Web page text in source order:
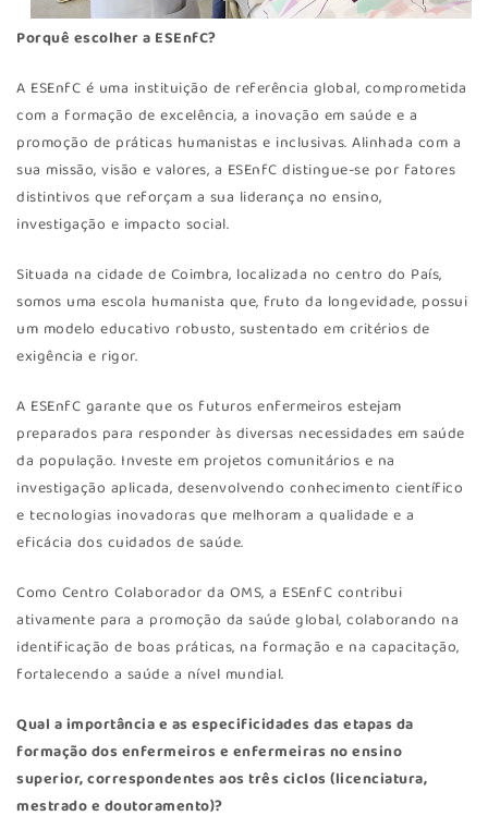
Porquê escolher a ESEnfC?
A ESEnfC é uma instituição de referência global, comprometida
com a formação de excelência, a inovação em saúde e a
promoção de práticas humanistas e inclusivas. Alinhada com a
sua missão, visão e valores, a ESEnfC distingue-se por fatores
distintivos que reforçam a sua liderança no ensino,
investigação e impacto social.
Situada na cidade de Coimbra, localizada no centro do País,
somos uma escola humanista que, fruto da longevidade, possui
um modelo educativo robusto, sustentado em critérios de
exigência e rigor.
A ESEnfC garante que os futuros enfermeiros estejam
preparados para responder às diversas necessidades em saúde
da população. Investe em projetos comunitários e na
investigação aplicada, desenvolvendo conhecimento científico
e tecnologias inovadoras que melhoram a qualidade e a
eficácia dos cuidados de saúde.
Como Centro Colaborador da OMS, a ESEnfC contribui
ativamente para a promoção da saúde global, colaborando na
identificação de boas práticas, na formação e na capacitação,
fortalecendo a saúde a nível mundial.
Qual a importância e as especificidades das etapas da
formação dos enfermeiros e enfermeiras no ensino
superior, correspondentes aos três ciclos (licenciatura,
mestrado e doutoramento)?